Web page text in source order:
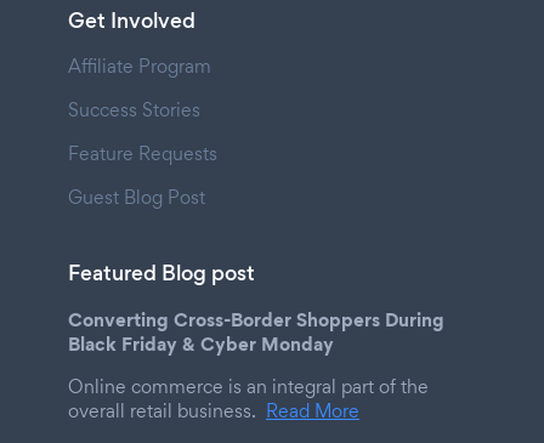
Get Involved
Affiliate Program
Success Stories
Feature Requests
Guest Blog Post
Featured Blog post
Converting Cross-Border Shoppers During
Black Friday & Cyber Monday
Online commerce is an integral part of the
overall retail business. Read More